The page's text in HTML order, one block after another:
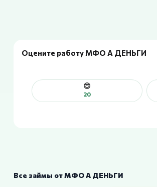
Оцените работу МФО А ДЕНЬГИ
😍
20
Все займы от МФО А ДЕНЬГИ